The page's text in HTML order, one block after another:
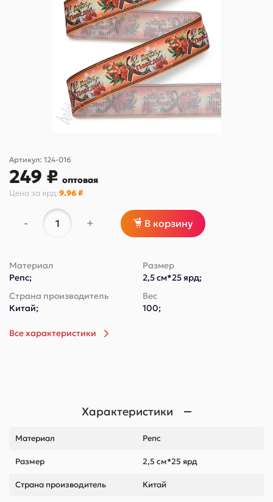
Артикул: 124-016
249 ₽ оптовая
Цена за ярд:9.96 ₽
- + В корзину
Материал
Репс;
Размер
2,5 см*25 ярд;
Страна производитель
Китай;
Вес
100;
Все характеристики
Характеристики
Материал Репс
Размер 2,5 см*25 ярд
Страна производитель Китай